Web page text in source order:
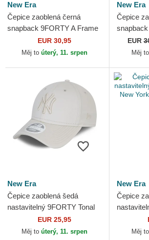
New Era
Čepice zaoblená černá
snapback 9FORTY A Frame
Tonal Los Angeles Lakers
NBA New Era
EUR 30,95
Měj to úterý, 11. srpen
New Era
Čepice
Tonal
New Era
EUR
Měj to
New Era
Čepice zaoblená šedá
nastavitelný 9FORTY Tonal
New York Yankees MLB
New Era
EUR 25,95
Měj to úterý, 11. srpen
New Era
Čepice
Icon
New Era
Měj to